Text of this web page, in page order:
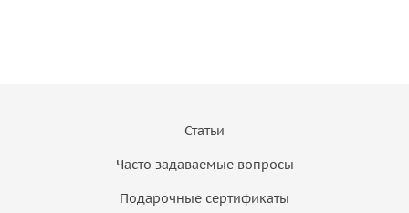
Статьи
Часто задаваемые вопросы
Подарочные сертификаты